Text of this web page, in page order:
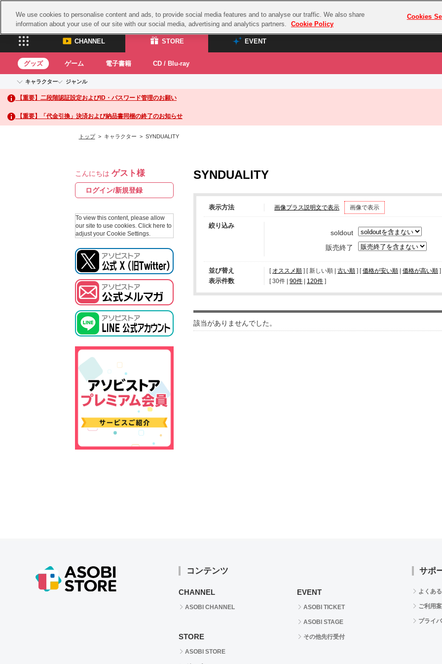
プレミアム会員と
CHANNEL STORE EVENT
CHANNEL
ASOBI CHANNEL TOP
STORE
ASOBI STORE TOP
グッズ
CD / Blu-ray
EVENT
ASOBI STAGE
グッズ ゲーム 電子書籍 CD / Blu-ray
キャラクター
アイドルマスターシリーズ
アイドルマスター
アイドルマスター シンデレラガールズ
アイドルマスター ミリオンライブ！
プロジェクトアイマス ヴイアライヴ
テイルズ オブ シリーズ
スサノオマジック
ドラゴンボール
ラブライブ！サンシャイン‼
ジャンル
イベントグッズ
トイ・ホビー
【重要】二段階認証設定およびID・パスワード管理のお願い
【重要】「代金引換」決済および納品書同梱の終了のお知らせ
トップ> キャラクター > SYNDUALITY
こんにちは ゲスト様
ログイン/新規登録
To view this content, please allow
our site to use cookies. Click here to
adjust your Cookie Settings.
SYNDUALITY
表示方法 画像プラス説明文で表示 画像で表示
絞り込み
soldout
販売終了
並び替え [ オススメ順 ] [ 新しい順 | 古い順 ] [価格が安い順 | 価格が高い順
表示件数 [ 30件 | 90件 | 120件 ]
該当がありませんでした。
コンテンツ
CHANNEL
ASOBI CHANNEL
STORE
ASOBI STORE
EVENT
ASOBI TICKET
ASOBI STAGE
その他先行受付
サポ
よくあ
ご利用
プライ
We use cookies to personalise content and ads, to provide social media features and to analyse our traffic. We also share
information about your use of our site with our social media, advertising and analytics partners.
Cookie Policy
Cookies